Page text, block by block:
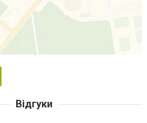
Відгуки